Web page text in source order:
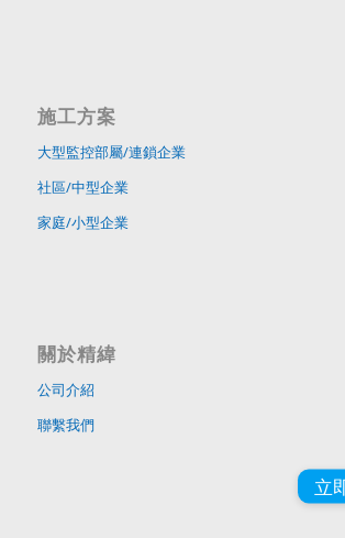
施工方案
大型監控部屬/連鎖企業
社區/中型企業
家庭/小型企業
關於精緯
公司介紹
聯繫我們